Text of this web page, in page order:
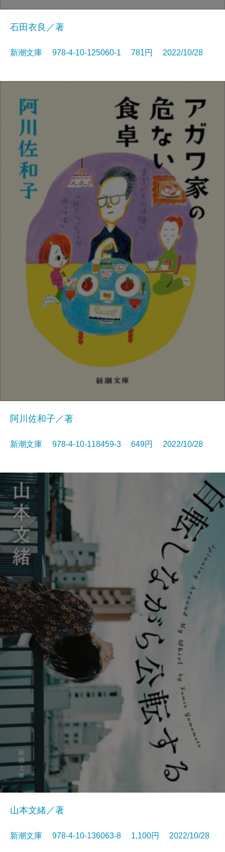
石田衣良／著
新潮文庫 978-4-10-125060-1 781円 2022/10/28
阿川佐和子／著
新潮文庫 978-4-10-118459-3 649円 2022/10/28
山本文緒／著
新潮文庫 978-4-10-136063-8 1,100円 2022/10/28